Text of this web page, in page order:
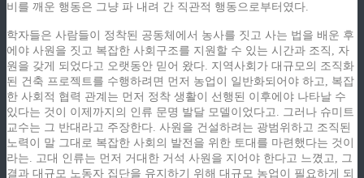
비를 깨운 행동은 그냥 파 내려 간 직관적 행동으로부터였다.
학자들은 사람들이 정착된 공동체에서 농사를 짓고 사는 법을 배운 후
에야 사원을 짓고 복잡한 사회구조를 지원할 수 있는 시간과 조직, 자
원을 갖게 되었다고 오랫동안 믿어 왔다. 지역사회가 대규모의 조직화
된 건축 프로젝트를 수행하려면 먼저 농업이 일반화되어야 하고, 복잡
한 사회적 협력 관계는 먼저 정착 생활이 선행된 이후에야 나타날 수
있다는 것이 이제까지의 인류 문명 발달 모델이었다고. 그러나 슈미트
교수는 그 반대라고 주장한다. 사원을 건설하려는 광범위하고 조직된
노력이 말 그대로 복잡한 사회의 발전을 위한 토대를 마련했다는 것이
라는. 고대 인류는 먼저 거대한 거석 사원을 지어야 한다고 느꼈고, 그
결과 대규모 노동자 집단을 유지하기 위해 대규모 농업이 필요하게 되